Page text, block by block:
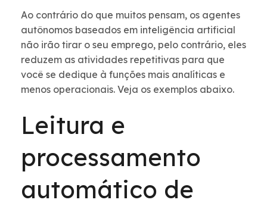
Ao contrário do que muitos pensam, os agentes
autônomos baseados em inteligência artificial
não irão tirar o seu emprego, pelo contrário, eles
reduzem as atividades repetitivas para que
você se dedique à funções mais analíticas e
menos operacionais. Veja os exemplos abaixo.
Leitura e
processamento
automático de